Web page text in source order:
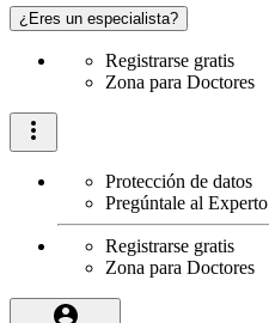
¿Eres un especialista?
Registrarse gratis
Zona para Doctores
Protección de datos
Pregúntale al Experto
Registrarse gratis
Zona para Doctores